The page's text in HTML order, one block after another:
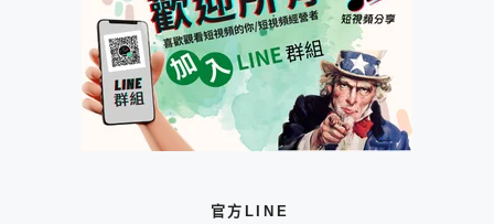
官方LINE